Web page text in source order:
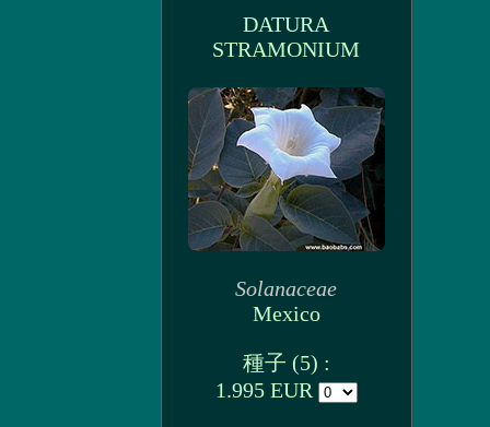
DATURA
STRAMONIUM
Solanaceae
Mexico
種子 (5) :
1.995 EUR